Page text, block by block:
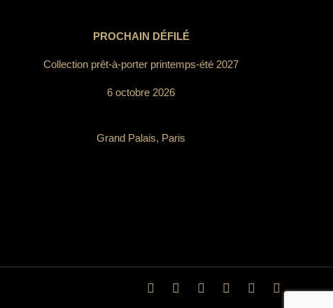
PROCHAIN DÉFILÉ
Collection prêt-à-porter printemps-été 2027
6 octobre 2026
Grand Palais, Paris